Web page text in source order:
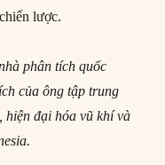
lược.
phân tích quốc
của ông tập trung
hiện đại hóa vũ khí và